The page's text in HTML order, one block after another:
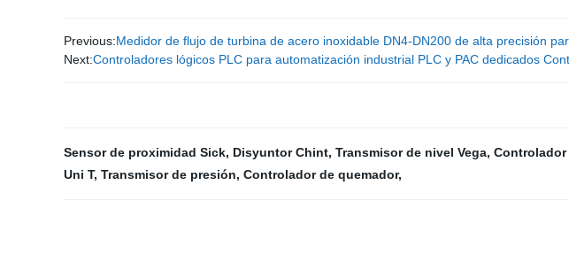
Previous:Medidor de flujo de turbina de acero inoxidable DN4-DN200 de alta precisión
Next:Controladores lógicos PLC para automatización industrial PLC y PAC dedicados
Sensor de proximidad Sick, Disyuntor Chint, Transmisor de nivel Vega, Controlador
Uni T, Transmisor de presión, Controlador de quemador,